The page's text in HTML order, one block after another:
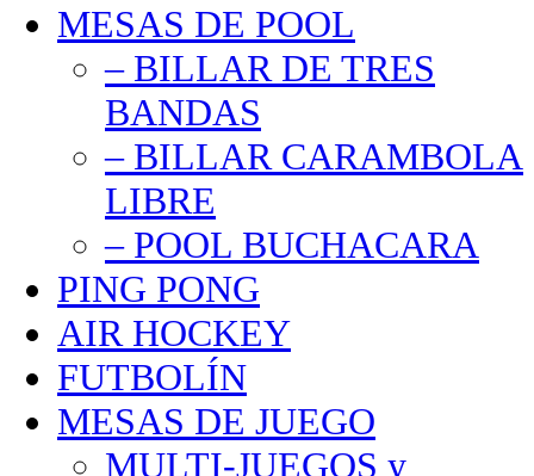
MESAS DE POOL
– BILLAR DE TRES
BANDAS
– BILLAR CARAMBOLA
LIBRE
– POOL BUCHACARA
PING PONG
AIR HOCKEY
FUTBOLÍN
MESAS DE JUEGO
MULTI-JUEGOS y